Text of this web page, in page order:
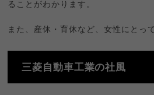
ることがわかります。
また、産休・育休など、女性にとっ
三菱自動車工業の社風